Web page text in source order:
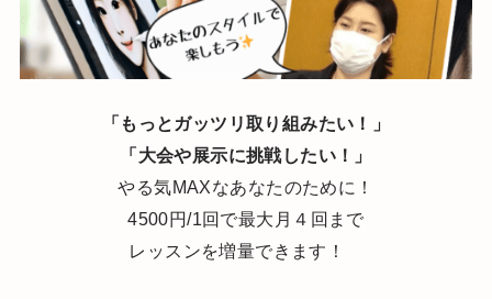
「もっとガッツリ取り組みたい！」
「大会や展示に挑戦したい！」
やる気MAXなあなたのために！
4500円/1回で最大月４回まで
レッスンを増量できます！